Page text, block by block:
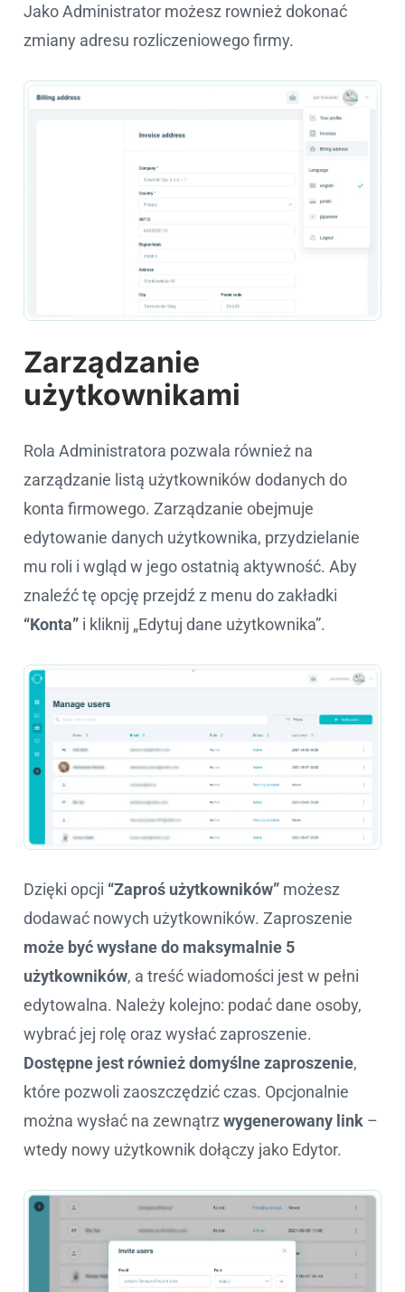
Jako Administrator możesz rownież dokonać
zmiany adresu rozliczeniowego firmy.
Zarządzanie
użytkownikami
Rola Administratora pozwala również na
zarządzanie listą użytkowników dodanych do
konta firmowego. Zarządzanie obejmuje
edytowanie danych użytkownika, przydzielanie
mu roli i wgląd w jego ostatnią aktywność. Aby
znaleźć tę opcję przejdź z menu do zakładki
“Konta” i kliknij „Edytuj dane użytkownika”.
Dzięki opcji “Zaproś użytkowników” możesz
dodawać nowych użytkowników. Zaproszenie
może być wysłane do maksymalnie 5
użytkowników, a treść wiadomości jest w pełni
edytowalna. Należy kolejno: podać dane osoby,
wybrać jej rolę oraz wysłać zaproszenie.
Dostępne jest również domyślne zaproszenie,
które pozwoli zaoszczędzić czas. Opcjonalnie
można wysłać na zewnątrz wygenerowany link –
wtedy nowy użytkownik dołączy jako Edytor.